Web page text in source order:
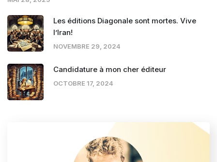
Les éditions Diagonale sont mortes. Vive
l’Iran!
NOVEMBRE 29, 2024
Candidature à mon cher éditeur
OCTOBRE 17, 2024